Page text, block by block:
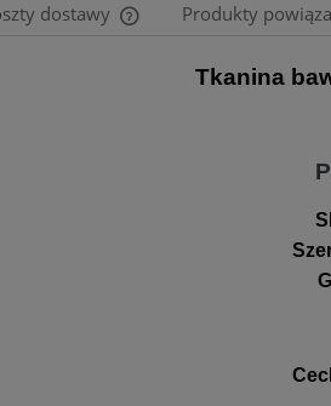
dostawy
Cena nie zawiera
Produkty
Tkanina